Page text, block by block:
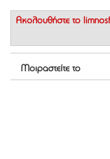
Ακολουθήστε το
Μοιραστείτε το